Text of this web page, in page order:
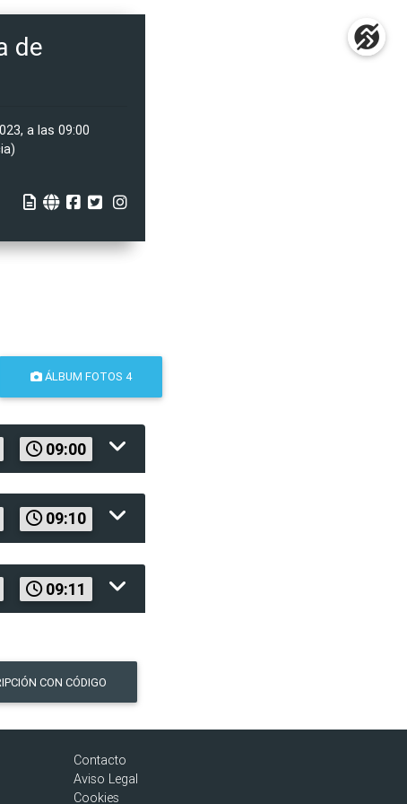
de
a las 09:00
ÁLBUM FOTOS 4
09:00
09:10
09:11
CON CÓDIGO
Contacto
Aviso Legal
Cookies